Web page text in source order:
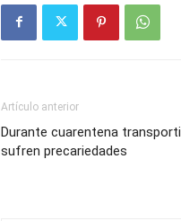
Artículo anterior
Durante cuarentena
sufren precariedades